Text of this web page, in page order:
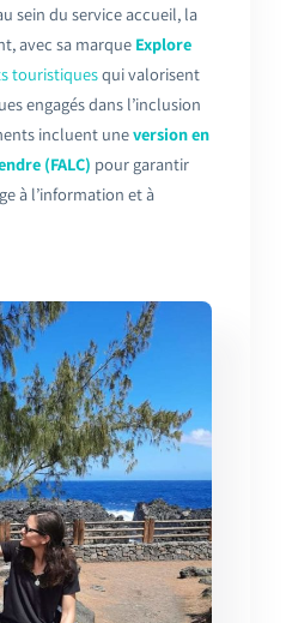
sein du service accueil, la
avec sa marque Explore
touristiquesqui valorisent
engagés dans l’inclusion
incluent uneversion en
(FALC) pour garantir
à l’information et à